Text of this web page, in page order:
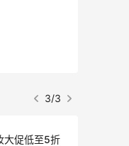
3/3
大促低至5折